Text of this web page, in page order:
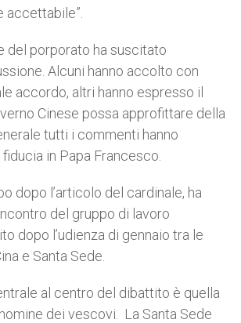
del porporato ha suscitato
Alcuni hanno accolto con
accordo, altri hanno espresso il
Cinese possa approfittare della
tutti i commenti hanno
in Papa Francesco.
dopo l’articolo del cardinale, ha
del gruppo di lavoro
dopo l’udienza di gennaio tra le
e Santa Sede.
al centro del dibattito è quella
dei vescovi. La Santa Sede